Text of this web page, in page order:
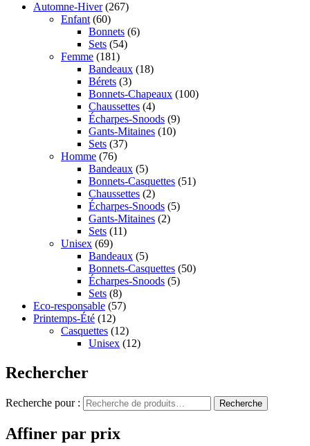
Automne-Hiver (267)
Enfant (60)
Bonnets (6)
Sets (54)
Femme (181)
Bandeaux (18)
Bérets (3)
Bonnets-Chapeaux (100)
Chaussettes (4)
Écharpes-Snoods (9)
Gants-Mitaines (10)
Sets (37)
Homme (76)
Bandeaux (5)
Bonnets-Casquettes (51)
Chaussettes (2)
Écharpes-Snoods (5)
Gants-Mitaines (2)
Sets (11)
Unisex (69)
Bandeaux (5)
Bonnets-Casquettes (50)
Écharpes-Snoods (5)
Sets (8)
Eco-responsable (57)
Printemps-Été (12)
Casquettes (12)
Unisex (12)
Rechercher
Recherche pour : Recherche
Affiner par prix